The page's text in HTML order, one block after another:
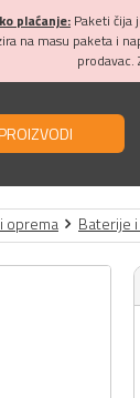
plaćanje: Paketi čija
na masu paketa i
oprema Baterije